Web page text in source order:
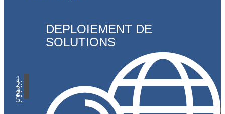
DEPLOIEMENT DE
SOLUTIONS